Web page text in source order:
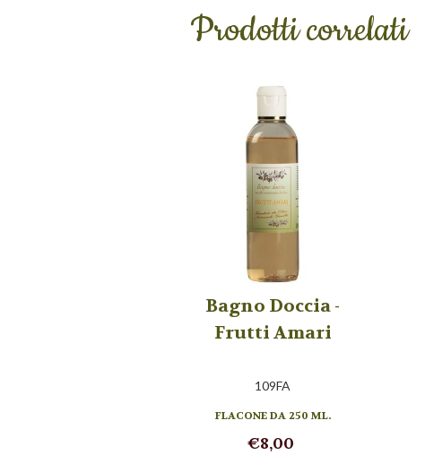
Prodotti correlati
Bagno Doccia -
Frutti Amari
109FA
FLACONE DA 250 ML.
€8,00